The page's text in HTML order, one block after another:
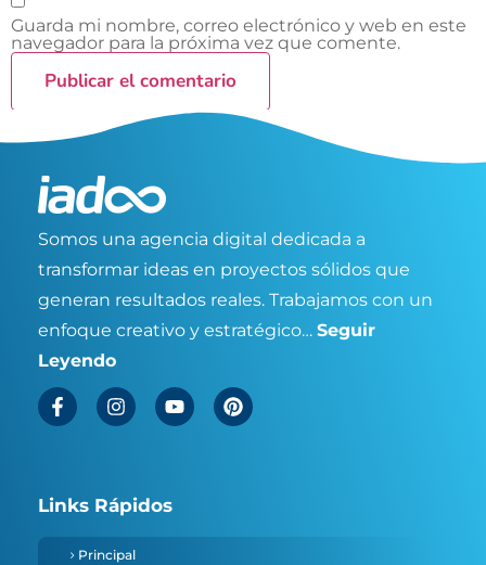
Guarda mi nombre, correo electrónico y web en este
navegador para la próxima vez que comente.
Somos una agencia digital dedicada a
transformar ideas en proyectos sólidos que
generan resultados reales. Trabajamos con un
enfoque creativo y estratégico… Seguir
Leyendo
Links Rápidos
Principal